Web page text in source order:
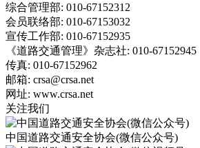
综合管理部: 010-67152312
会员联络部: 010-67153032
宣传工作部: 010-67152935
《道路交通管理》杂志社: 010-67152945
传真: 010-67152962
邮箱: crsa@crsa.net
网址: www.crsa.net
关注我们
中国道路交通安全协会(微信公众号)